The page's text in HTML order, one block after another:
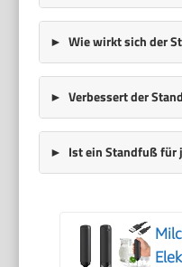
Wie wirkt sich der
Verbessert der
Ist ein Standfuß für